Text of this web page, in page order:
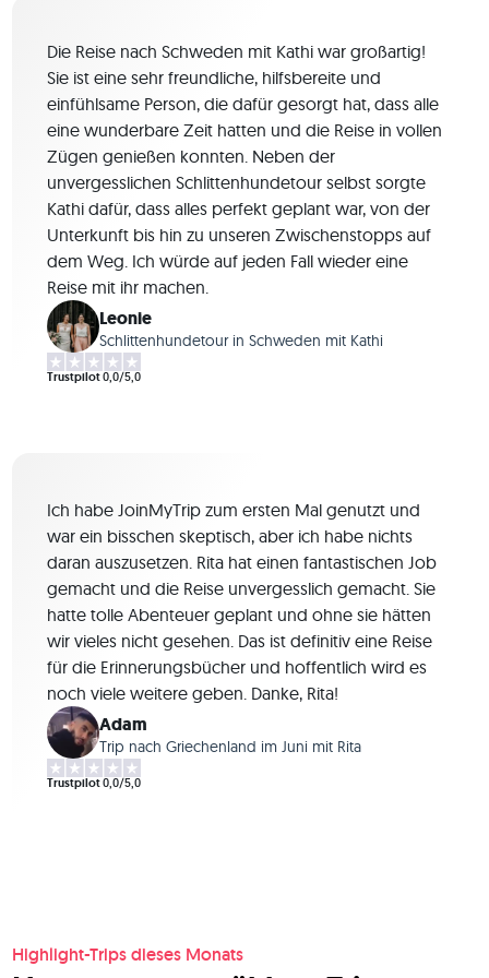
Die Reise nach Schweden mit Kathi war großartig!
Sie ist eine sehr freundliche, hilfsbereite und
einfühlsame Person, die dafür gesorgt hat, dass alle
eine wunderbare Zeit hatten und die Reise in vollen
Zügen genießen konnten. Neben der
unvergesslichen Schlittenhundetour selbst sorgte
Kathi dafür, dass alles perfekt geplant war, von der
Unterkunft bis hin zu unseren Zwischenstopps auf
dem Weg. Ich würde auf jeden Fall wieder eine
Reise mit ihr machen.
Leonie
Schlittenhundetour in Schweden mit Kathi
Trustpilot0,0/5,0
Ich habe JoinMyTrip zum ersten Mal genutzt und
war ein bisschen skeptisch, aber ich habe nichts
daran auszusetzen. Rita hat einen fantastischen Job
gemacht und die Reise unvergesslich gemacht. Sie
hatte tolle Abenteuer geplant und ohne sie hätten
wir vieles nicht gesehen. Das ist definitiv eine Reise
für die Erinnerungsbücher und hoffentlich wird es
noch viele weitere geben. Danke, Rita!
Adam
Trip nach Griechenland im Juni mit Rita
Trustpilot0,0/5,0
Highlight-Trips dieses Monats